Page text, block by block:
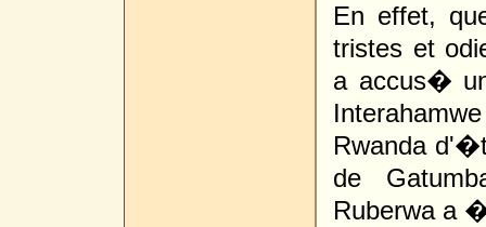
En effet,
tristes et
a accus�
Rwanda
de
Ruberwa a